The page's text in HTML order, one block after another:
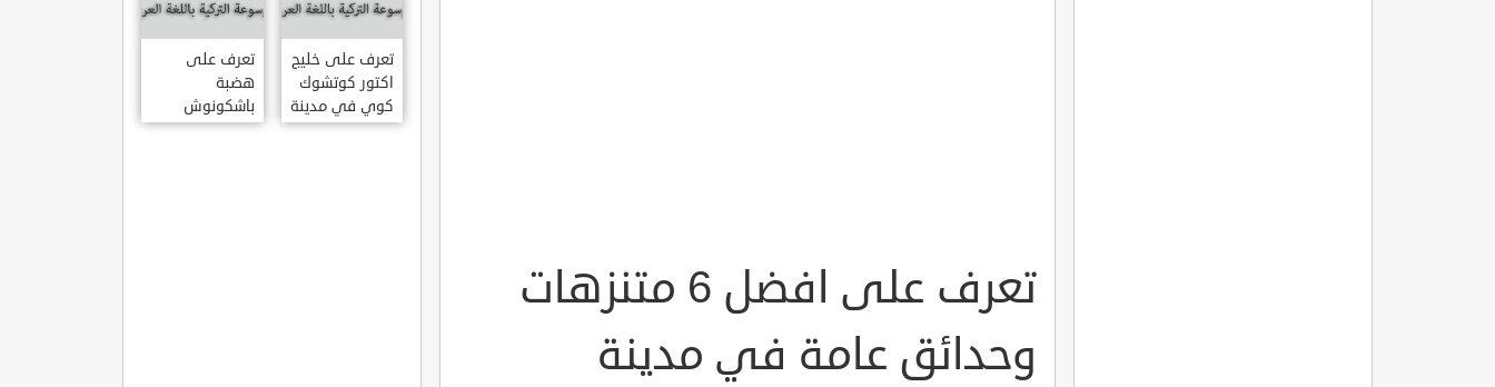
تعرف على افضل 6 متنزهات
وحدائق عامة في مدينة
تعرف على خليج
اكتور كوتشوك
كوي في مدينة
داتشا الساحلية
تعرف على
هضبة
باشكونوش
الطبيعية في